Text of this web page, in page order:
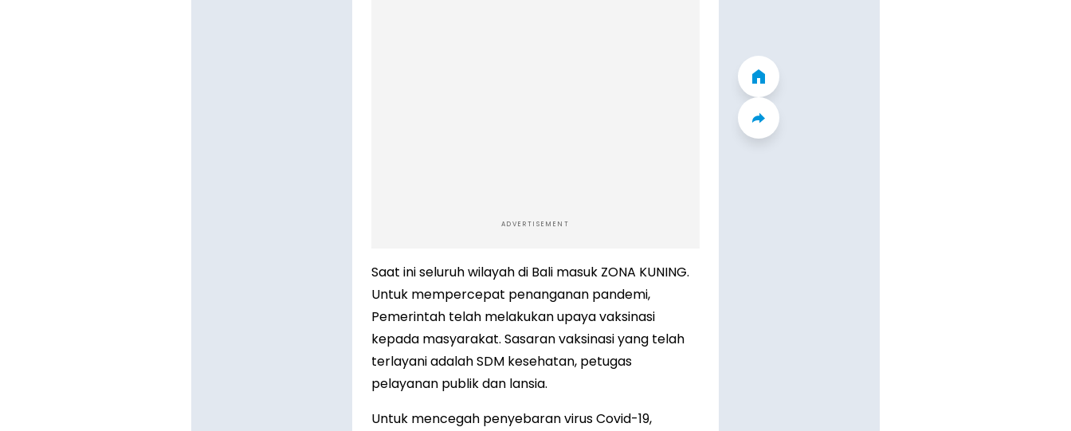
ADVERTISEMENT
Saat ini seluruh wilayah di Bali masuk ZONA KUNING.
Untuk mempercepat penanganan pandemi,
Pemerintah telah melakukan upaya vaksinasi
kepada masyarakat. Sasaran vaksinasi yang telah
terlayani adalah SDM kesehatan, petugas
pelayanan publik dan lansia.
Untuk mencegah penyebaran virus Covid-19,